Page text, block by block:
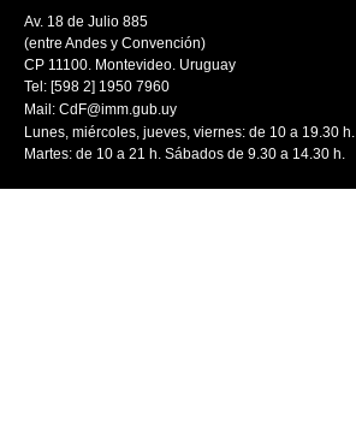
Av. 18 de Julio 885
(entre Andes y Convención)
CP 11100. Montevideo. Uruguay
Tel: [598 2] 1950 7960
Mail: CdF@imm.gub.uy
Lunes, miércoles, jueves, viernes: de 10 a 19.30 h.
Martes: de 10 a 21 h. Sábados de 9.30 a 14.30 h.